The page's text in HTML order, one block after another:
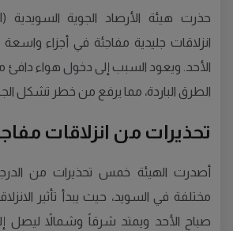
انزلاقات جليدية مفاجئة في أجزاء
الأحد. ويعود السبب إلى دخول هواء
الطرق الباردة، مما يرفع من خطر تشكل
تحذيرات من انزلاقات
أصدرت الهيئة خمس تحذيرات من
مختلفة في السويد، حيث يبدأ تأثير
صباح الأحد ويمتد شرقاً وشمالاً ليصل